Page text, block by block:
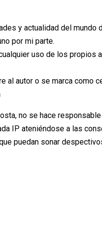
y actualidad del
por mi parte.
uso de los
al autor o se marca como
no se hace
IP ateniéndose a las
puedan sonar